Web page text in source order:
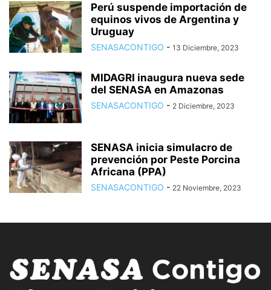
Perú suspende importación de
equinos vivos de Argentina y
Uruguay
SENASACONTIGO - 13 Diciembre, 2023
MIDAGRI inaugura nueva sede
del SENASA en Amazonas
SENASACONTIGO - 2 Diciembre, 2023
SENASA inicia simulacro de
prevención por Peste Porcina
Africana (PPA)
SENASACONTIGO - 22 Noviembre, 2023